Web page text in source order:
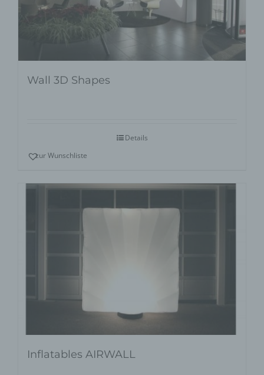
Wall 3D Shapes
Details
zur Wunschliste
Inflatables AIRWALL